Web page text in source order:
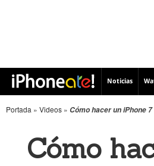
Noticias
Portada » Videos » Cómo hacer un iPhone
Cómo